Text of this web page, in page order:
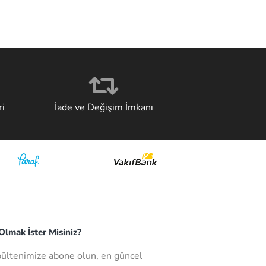
İade ve Değişim İmkanı
İster Misiniz?
abone olun, en güncel